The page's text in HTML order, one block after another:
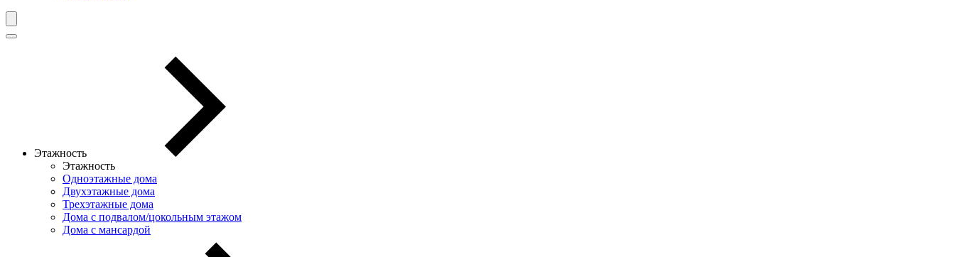
Этажность
Этажность
Одноэтажные дома
Двухэтажные дома
Трехэтажные дома
Дома с подвалом/цокольным этажом
Дома с мансардой